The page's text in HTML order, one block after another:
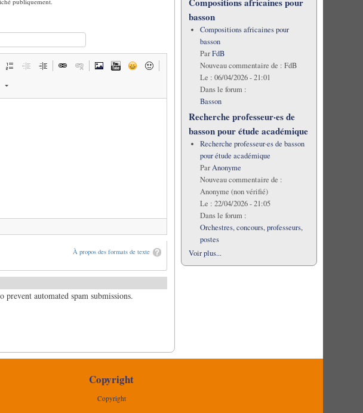
À propos des formats de texte
automated spam submissions.
basson
Compositions africaines pour
basson
ParFdB
Nouveau commentaire de : FdB
Le : 06/04/2026 - 21:01
Dans le forum :
Basson
Recherche professeur·es de
basson pour étude académique
Recherche professeur·es de basson
pour étude académique
ParAnonyme
Nouveau commentaire de :
Anonyme (non vérifié)
Le : 22/04/2026 - 21:05
Dans le forum :
Orchestres, concours, professeurs,
postes
Voir plus...
Copyright
Copyright